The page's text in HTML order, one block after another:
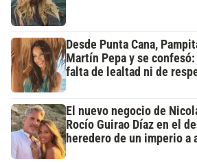
Desde Punta Cana,
Martín Pepa y se
falta de lealtad ni de
El nuevo negocio de
Rocío Guirao Díaz en el
heredero de un imperio